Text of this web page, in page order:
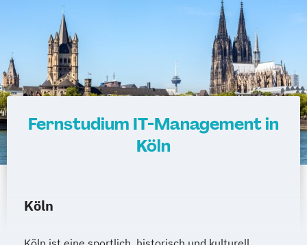
Fernstudium IT-Management in
Köln
Köln